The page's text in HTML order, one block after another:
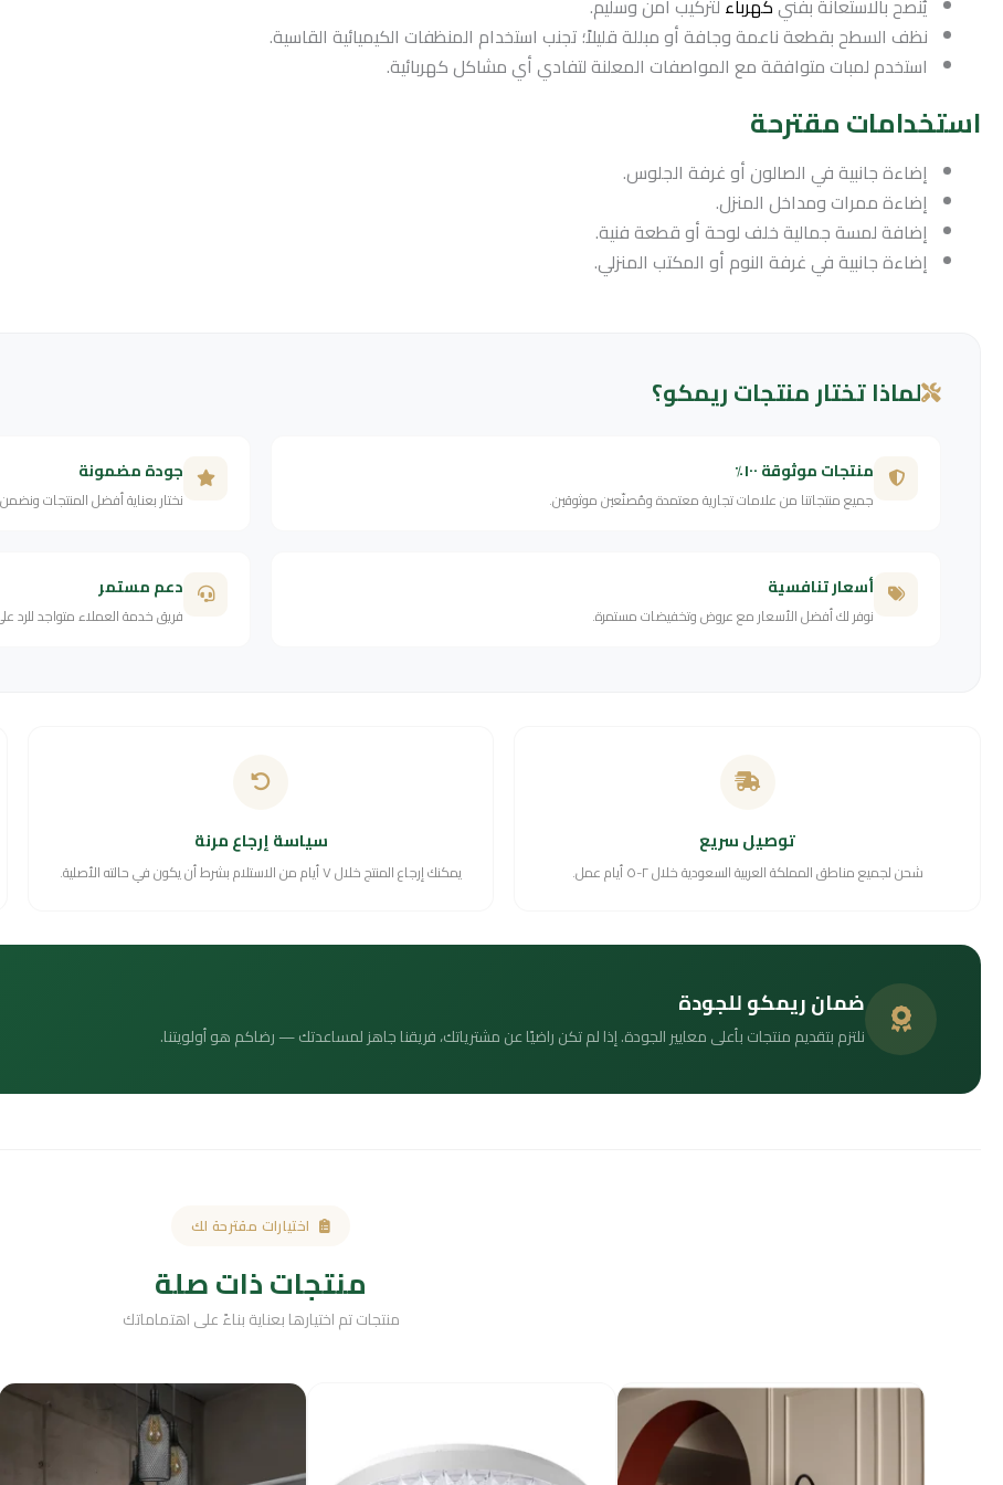
نظف السطح بقطعة ناعمة وجافة أو مبللة قليلاً؛ تجنب استخدام المنظفات الكيميائية القاسية.
استخدم لمبات متوافقة مع المواصفات المعلنة لتفادي أي مشاكل كهربائية.
استخدامات مقترحة
إضاءة جانبية في الصالون أو غرفة الجلوس.
إضاءة ممرات ومداخل المنزل.
إضافة لمسة جمالية خلف لوحة أو قطعة فنية.
إضاءة جانبية في غرفة النوم أو المكتب المنزلي.
لماذا تختار منتجات ريمكو؟
منتجات موثوقة ١٠٠٪
جميع منتجاتنا من علامات تجارية معتمدة ومُصنّعين موثوقين.
جودة مضمونة
نختار بعناية أفضل المنتجات
أسعار تنافسية
نوفر لك أفضل الأسعار مع عروض وتخفيضات مستمرة.
دعم مستمر
فريق خدمة العملاء متواجد للرد
توصيل سريع
شحن لجميع مناطق المملكة العربية السعودية خلال ٢-٥ أيام عمل.
سياسة إرجاع مرنة
يمكنك إرجاع المنتج خلال ٧ أيام من الاستلام بشرط أن يكون في حالته الأصلية.
ضمان ريمكو للجودة
نلتزم بتقديم منتجات بأعلى معايير الجودة. إذا لم تكن راضيًا عن مشترياتك، فريقنا جاهز لمساعدتك — رضاكم هو أولويتنا.
اختيارات مقترحة لك
منتجات ذات صلة
منتجات تم اختيارها بعناية بناءً على اهتماماتك